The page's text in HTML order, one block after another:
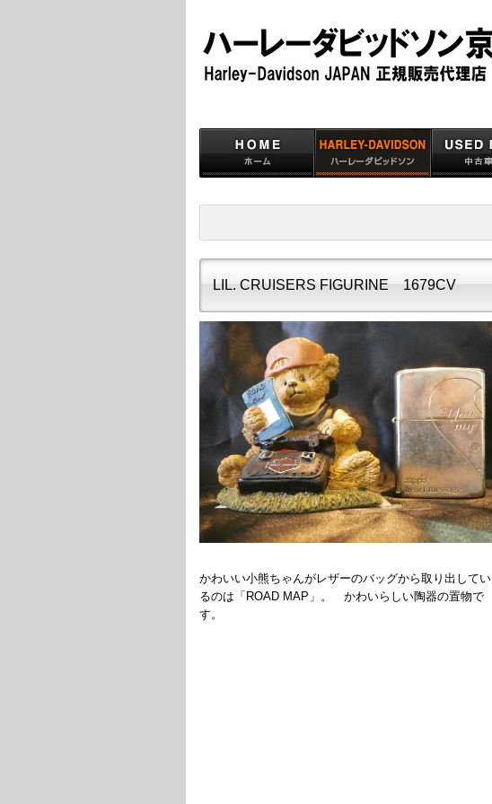
LIL. CRUISERS FIGURINE 1679CV
かわいい小熊ちゃんがレザーのバッグから取り出してい
るのは「ROAD MAP」。 かわいらしい陶器の置物で
す。